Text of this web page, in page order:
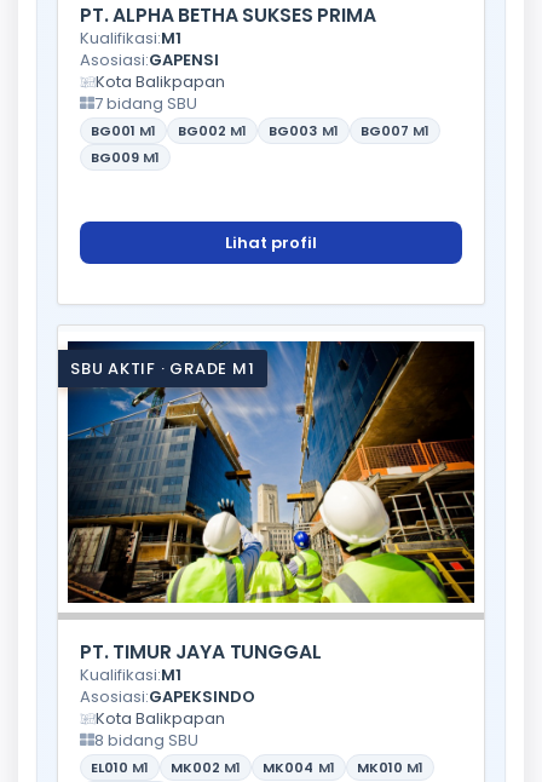
PT. ALPHA BETHA SUKSES PRIMA
Kualifikasi:M1
Asosiasi:GAPENSI
Kota Balikpapan
7 bidang SBU
BG001 M1 BG002 M1 BG003 M1 BG007 M1
BG009 M1
Lihat profil
SBU AKTIF · GRADE M1
PT. TIMUR JAYA TUNGGAL
Kualifikasi:M1
Asosiasi:GAPEKSINDO
Kota Balikpapan
8 bidang SBU
EL010 M1 MK002 M1 MK004 M1 MK010 M1